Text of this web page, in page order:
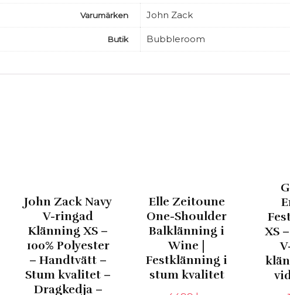
Varumärken John Zack
Butik Bubbleroom
John Zack Navy
V-ringad
Klänning XS –
100% Polyester
– Handtvätt –
Stum kvalitet –
Dragkedja –
Elle Zeitoune
One-Shoulder
Balklänning i
Wine |
Festklänning i
stum kvalitet
XS